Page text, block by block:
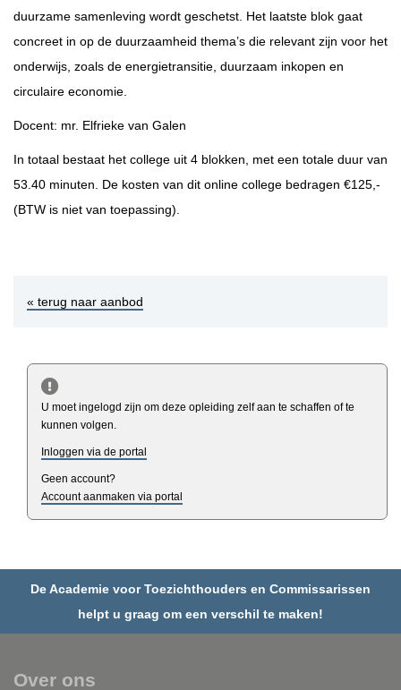
duurzame samenleving wordt geschetst. Het laatste blok gaat
concreet in op de duurzaamheid thema’s die relevant zijn voor het
onderwijs, zoals de energietransitie, duurzaam inkopen en
circulaire economie.
Docent: mr. Elfrieke van Galen
In totaal bestaat het college uit 4 blokken, met een totale duur van
53.40 minuten. De kosten van dit online college bedragen €125,-
(BTW is niet van toepassing).
« terug naar aanbod
U moet ingelogd zijn om deze opleiding zelf aan te schaffen of te
kunnen volgen.
Inloggen via de portal
Geen account?
Account aanmaken via portal
De Academie voor Toezichthouders en Commissarissen
helpt u graag om een verschil te maken!
Over ons